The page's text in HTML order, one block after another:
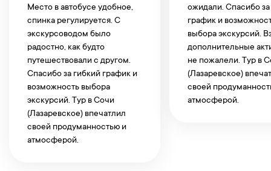
Место в автобусе удобное,
спинка регулируется. С
экскурсоводом было
радостно, как будто
путешествовали с другом.
Спасибо за гибкий график и
возможность выбора
экскурсий. Тур в Сочи
(Лазаревское) впечатлил
своей продуманностью и
атмосферой.
ожидали. Спасибо за
график и
выбора экскурсий.
дополнительные
не пожалели. Тур в
(Лазаревское)
своей
атмосферой.